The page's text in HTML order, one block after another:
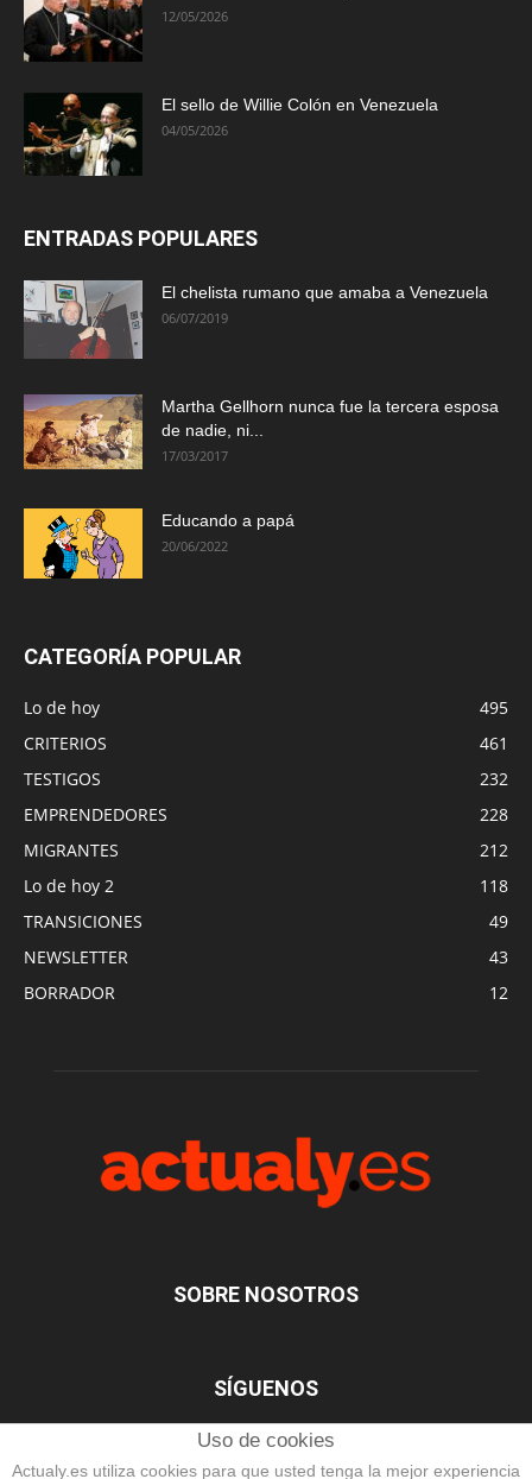
12/05/2026
El sello de Willie Colón en Venezuela
04/05/2026
ENTRADAS POPULARES
El chelista rumano que amaba a Venezuela
06/07/2019
Martha Gellhorn nunca fue la tercera esposa
de nadie, ni...
17/03/2017
Educando a papá
20/06/2022
CATEGORÍA POPULAR
Lo de hoy
495
CRITERIOS
461
TESTIGOS
232
EMPRENDEDORES
228
MIGRANTES
212
Lo de hoy 2
118
TRANSICIONES
49
NEWSLETTER
43
BORRADOR
12
SOBRE NOSOTROS
SÍGUENOS
Uso de cookies
Actualy.es utiliza cookies para que usted tenga la mejor experiencia